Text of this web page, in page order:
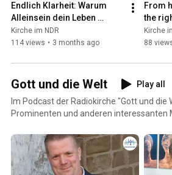
Endlich Klarheit: Warum
Alleinsein dein Leben
verändert
Kirche im NDR
114 views • 3 months ago
From
the
Kirche
88
Gott und die Welt
Play all
Im Podcast der Radiokirche "Gott und
Prominenten und anderen interessanten